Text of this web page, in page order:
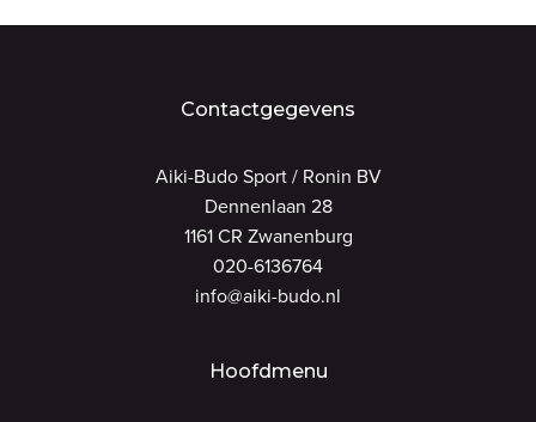
Contactgegevens
Aiki-Budo Sport / Ronin BV
Dennenlaan 28
1161 CR Zwanenburg
020-6136764
info@aiki-budo.nl
Hoofdmenu